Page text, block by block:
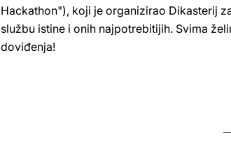
Hackathon"), koji je organizirao Dikasterij
službu istine i onih najpotrebitijih. Svima
doviđenja!